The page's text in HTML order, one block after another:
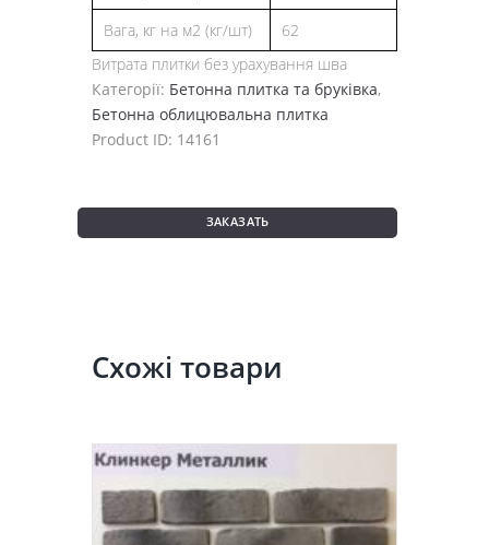
Вага, кг на м2 (кг/шт)
62
Витрата плитки без урахування шва
Категорії: Бетонна плитка та бруківка,
Бетонна облицювальна плитка
Product ID: 14161
ЗАКАЗАТЬ
Схожі товари